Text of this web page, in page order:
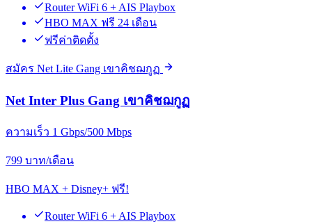
Router WiFi 6 + AIS Playbox
HBO MAX ฟรี 24 เดือน
ฟรีค่าติดตั้ง
สมัคร Net Lite Gang เขาคิชฌกูฏ
Net Inter Plus Gang เขาคิชฌกูฏ
ความเร็ว 1 Gbps/500 Mbps
799 บาท/เดือน
HBO MAX + Disney+ ฟรี!
Router WiFi 6 + AIS Playbox